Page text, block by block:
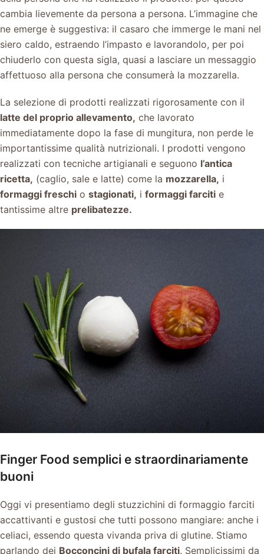
cambia lievemente da persona a persona. L’immagine che
ne emerge è suggestiva: il casaro che immerge le mani nel
siero caldo, estraendo l’impasto e lavorandolo, per poi
chiuderlo con questa sigla, quasi a lasciare un messaggio
affettuoso alla persona che consumerà la mozzarella.
La selezione di prodotti realizzati rigorosamente con il
latte del proprio allevamento, che lavorato
immediatamente dopo la fase di mungitura, non perde le
importantissime qualità nutrizionali. I prodotti vengono
realizzati con tecniche artigianali e seguono l’antica
ricetta, (caglio, sale e latte) come la mozzarella, i
formaggi freschi o stagionati, i formaggi farciti e
tantissime altre prelibatezze.
Finger Food semplici e straordinariamente
buoni
Oggi vi presentiamo degli stuzzichini di formaggio farciti
accattivanti e gustosi che tutti possono mangiare: anche i
celiaci, essendo questa vivanda priva di glutine. Stiamo
parlando dei Bocconcini di bufala farciti. Semplicissimi da